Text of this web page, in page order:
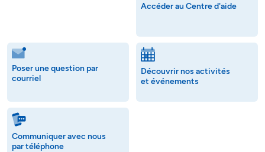
Accéder au Centre d'aide
Poser une question par
courriel
Découvrir nos activités
et événements
Communiquer avec nous
par téléphone